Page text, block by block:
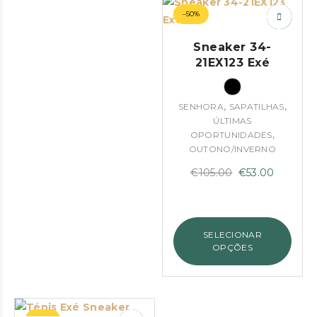
–50%
Sneaker 34-
21EX123 Exé
SENHORA, SAPATILHAS,
ÚLTIMAS
OPORTUNIDADES,
OUTONO/INVERNO
€105.00 O
€105.00.
€53.00
é:
€53.00.
SELECIONAR
OPÇÕES